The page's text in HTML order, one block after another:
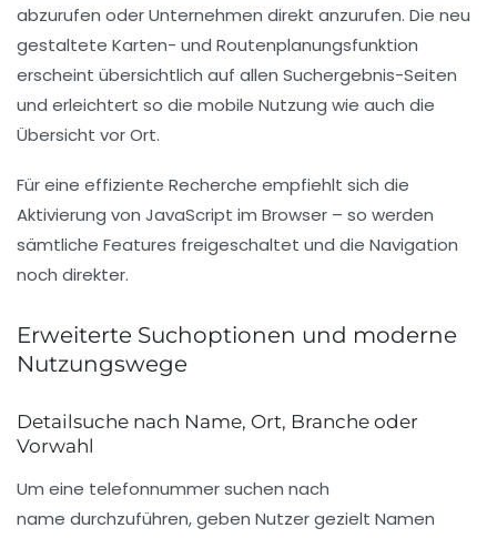
abzurufen oder Unternehmen direkt anzurufen. Die neu
gestaltete Karten- und Routenplanungsfunktion
erscheint übersichtlich auf allen Suchergebnis-Seiten
und erleichtert so die mobile Nutzung wie auch die
Übersicht vor Ort.
Für eine effiziente Recherche empfiehlt sich die
Aktivierung von JavaScript im Browser – so werden
sämtliche Features freigeschaltet und die Navigation
noch direkter.
Erweiterte Suchoptionen und moderne
Nutzungswege
Detailsuche nach Name, Ort, Branche oder
Vorwahl
Um eine telefonnummer suchen nach
name durchzuführen, geben Nutzer gezielt Namen